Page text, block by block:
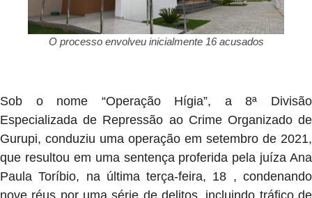
O processo envolveu inicialmente 16 acusados
Sob o nome “Operação Hígia”, a 8ª Divisão
Especializada de Repressão ao Crime Organizado de
Gurupi, conduziu uma operação em setembro de 2021,
que resultou em uma sentença proferida pela juíza Ana
Paula Toríbio, na última terça-feira, 18 , condenando
nove réus por uma série de delitos, incluindo tráfico de